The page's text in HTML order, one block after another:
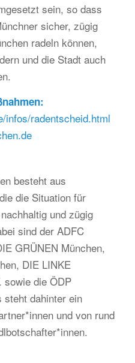
sein, so dass
sicher, zügig
radeln können,
und die Stadt auch
infos/radentscheid.html
besteht aus
die Situation für
und zügig
sind der ADFC
GRÜNEN München,
DIE LINKE
sowie die ÖDP
steht dahinter ein
und von rund